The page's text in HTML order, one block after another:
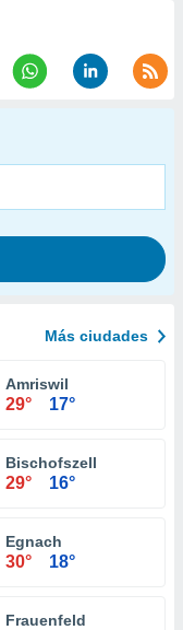
Más ciudades
Amriswil
29° 17°
Bischofszell
29° 16°
Egnach
30° 18°
Frauenfeld